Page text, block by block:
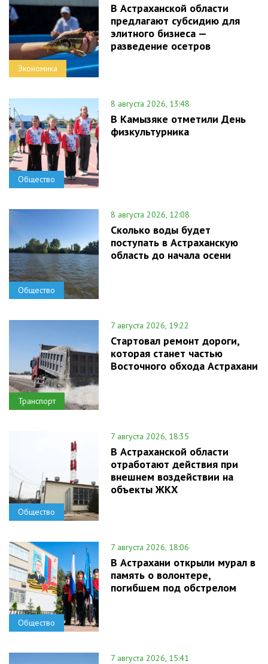
Экономика
В Астраханской области
предлагают субсидию для
элитного бизнеса —
разведение осетров
Общество
8 августа 2026, 13:48
В Камызяке отметили День
физкультурника
Общество
8 августа 2026, 12:08
Сколько воды будет
поступать в Астраханскую
область до начала осени
Транспорт
7 августа 2026, 19:22
Стартовал ремонт дороги,
которая станет частью
Восточного обхода Астрахани
Общество
7 августа 2026, 18:35
В Астраханской области
отработают действия при
внешнем воздействии на
объекты ЖКХ
Общество
7 августа 2026, 18:06
В Астрахани открыли мурал в
память о волонтере,
погибшем под обстрелом
7 августа 2026, 15:41